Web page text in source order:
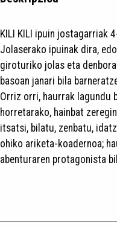
KILI KILI ipuin jostagarriak
Jolaserako ipuinak dira,
giroturiko jolas eta
basoan janari bila
Orriz orri, haurrak lagundu
horretarako, hainbat
itsatsi, bilatu, zenbatu,
ohiko ariketa-koadernoa;
abenturaren protagonista